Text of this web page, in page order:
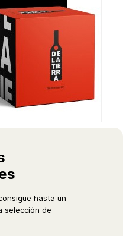
hasta un
selección de